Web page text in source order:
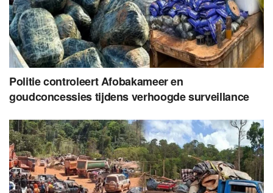
Politie controleert Afobakameer en
goudconcessies tijdens verhoogde surveillance